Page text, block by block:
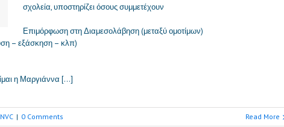
σχολεία, υποστηρίζει όσους συμμετέχουν
Επιμόρφωση στη Διαμεσολάβηση (μεταξύ ομοτίμων)
– εξάσκηση – κλπ)
η Μαργιάννα […]
NVC | 0 Comments Read More